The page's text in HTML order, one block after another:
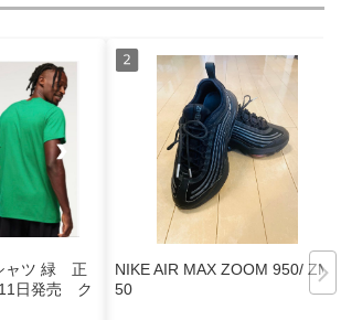
ャツ 緑 正
日発売 ク
NIKE AIR MAX ZOOM 950/ ZM9
50